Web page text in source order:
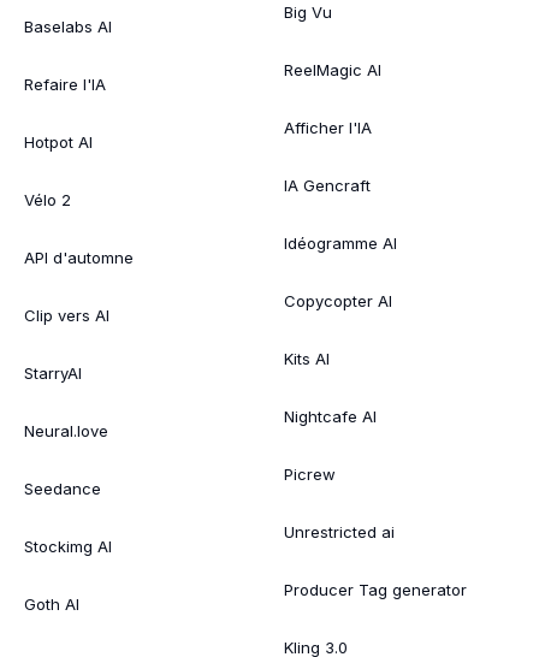
Baselabs AI
Refaire l'IA
Hotpot AI
Vélo 2
API d'automne
Clip vers AI
StarryAI
Neural.love
Seedance
Stockimg AI
Goth AI
Big Vu
ReelMagic AI
Afficher l'IA
IA Gencraft
Idéogramme AI
Copycopter AI
Kits AI
Nightcafe AI
Picrew
Unrestricted ai
Producer Tag generator
Kling 3.0